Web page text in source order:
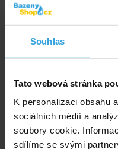
Souhlas
Tato webová stránka
K personalizaci obsahu
sociálních médií a
soubory cookie.
sdílíme se svými
v
INTEX 11535
Clear 8m3